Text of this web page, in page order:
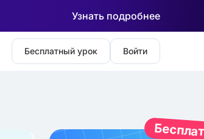
Узнать подробнее
Бесплатный урок Войти